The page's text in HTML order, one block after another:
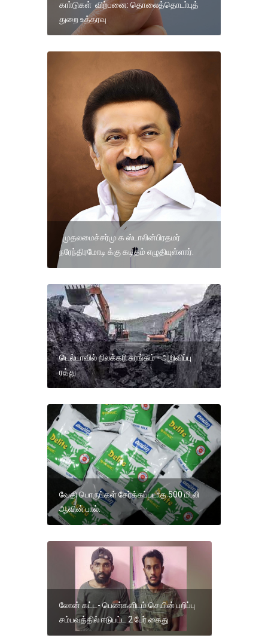
காா்டுகள் விற்பனை: தொலைத்தொடா்புத்
துறை உத்தரவு
முதலமைச்சர்மு க ஸ்டாலின்பிரதமர்
நரேந்திரமோடி க்கு கடிதம் எழுதியுள்ளார்.
டெல்டாவில் நிலக்கரி சுரங்கம் - அறிவிப்பு
ரத்து
வேதி பொருட்கள் சேர்க்கப்படாத 500 மி.லி
ஆவின் பால்.
லோன் கட்ட- பெண்களிடம் செயின் பறிப்பு
சம்பவத்தில் ஈடுபட்ட 2 பேர் கைது